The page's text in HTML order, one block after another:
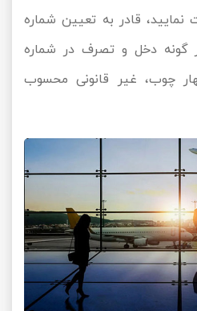
نمایید، قادر به تعیین شماره
گونه دخل و تصرف در شماره
چوب، غیر قانونی محسوب